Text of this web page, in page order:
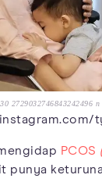
2729032746843242496 n
PCOS
punya